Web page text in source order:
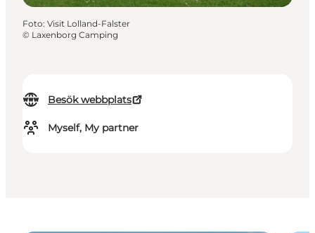
Besök webbplats
Myself, My partner
Foto: Visit Lolland-Falster
© Laxenborg Camping